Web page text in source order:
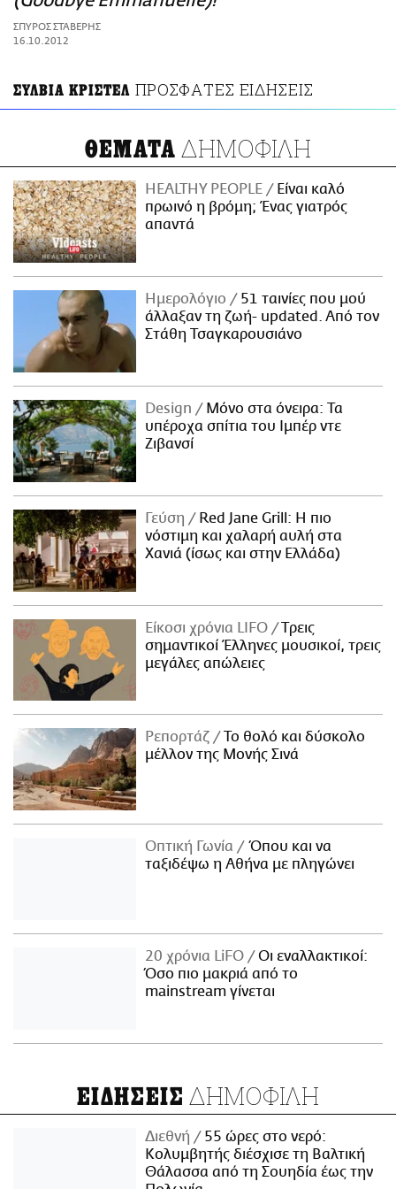
ΑΜΠΑ
PRINT
ΣΠΥΡΟΣ ΣΤΑΒΕΡΗΣ
16.10.2012
ΣΥΛΒΙΑ ΚΡΙΣΤΕΛ ΠΡΟΣΦΑΤΕΣ ΕΙΔΗΣΕΙΣ
ΘΕΜΑΤΑ ΔΗΜΟΦΙΛΗ
HEALTHY PEOPLE
Είναι καλό
πρωινό η βρόμη; Ένας γιατρός
απαντά
Ημερολόγιο
51 ταινίες που μού
άλλαξαν τη ζωή- updated. Aπό τον
Στάθη Τσαγκαρουσιάνο
Design
Μόνο στα όνειρα: Τα
υπέροχα σπίτια του Ιμπέρ ντε
Ζιβανσί
Γεύση
Red Jane Grill: Η πιο
νόστιμη και χαλαρή αυλή στα
Χανιά (ίσως και στην Ελλάδα)
Είκοσι χρόνια LIFO
Tρεις
σημαντικοί Έλληνες μουσικοί, τρεις
μεγάλες απώλειες
Ρεπορτάζ
Το θολό και δύσκολο
μέλλον της Μονής Σινά
Οπτική Γωνία
Όπου και να
ταξιδέψω η Αθήνα με πληγώνει
20 χρόνια LiFO
Οι εναλλακτικοί:
Όσο πιο μακριά από το
mainstream γίνεται
ΕΙΔΗΣΕΙΣ ΔΗΜΟΦΙΛΗ
Διεθνή
55 ώρες στο νερό:
Κολυμβητής διέσχισε τη Βαλτική
Θάλασσα από τη Σουηδία έως την